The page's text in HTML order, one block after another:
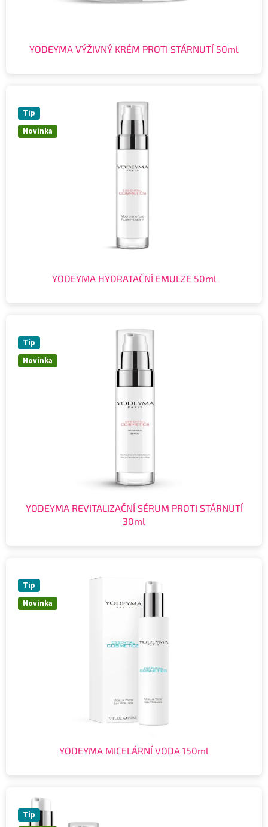
YODEYMA VÝŽIVNÝ KRÉM PROTI STÁRNUTÍ 50ml
Novinka
Tip
YODEYMA HYDRATAČNÍ EMULZE 50ml
Novinka
Tip
YODEYMA REVITALIZAČNÍ SÉRUM PROTI STÁRNUTÍ
30ml
Novinka
Tip
YODEYMA MICELÁRNÍ VODA 150ml
Tip